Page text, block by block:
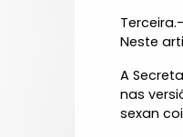
Neste
A
nas
sexan